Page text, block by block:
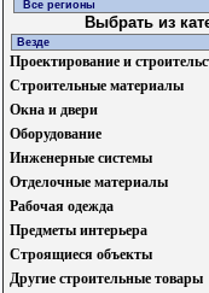
Выбрать из
Проектирование и
Строительные материалы
Окна и двери
Оборудование
Инженерные системы
Отделочные материалы
Рабочая одежда
Предметы интерьера
Строящиеся объекты
Другие строительные товары